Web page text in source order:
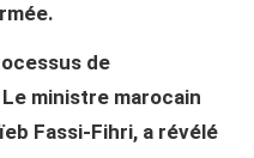
de
ministre marocain
Fassi-Fihri, a révélé